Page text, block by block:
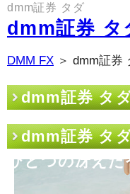
dmm証券 タダ
dmm証券 タ
DMM FX ＞ dmm証券
dmm証券 タ
dmm証券 タ
ひとつの冴え